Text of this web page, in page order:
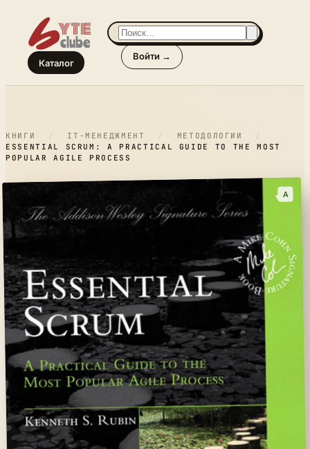
Каталог
Войти →
КНИГИ / IT-МЕНЕДЖМЕНТ / МЕТОДОЛОГИИ
/
ESSENTIAL SCRUM: A PRACTICAL GUIDE TO THE MOST
POPULAR AGILE PROCESS
A